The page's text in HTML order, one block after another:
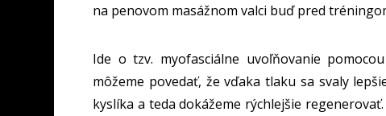
na penovom masážnom valci buď pred
Ide o tzv. myofasciálne uvoľňovanie
môžeme povedať, že vďaka tlaku sa svaly
kyslíka a teda dokážeme rýchlejšie